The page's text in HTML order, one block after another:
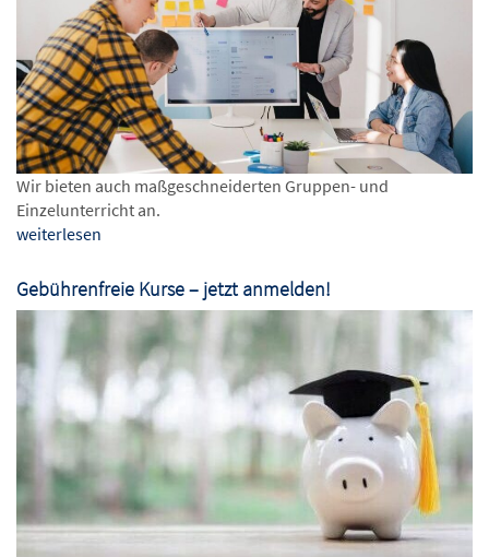
Wir bieten auch maßgeschneiderten Gruppen- und
Einzelunterricht an.
weiterlesen
Gebührenfreie Kurse – jetzt anmelden!